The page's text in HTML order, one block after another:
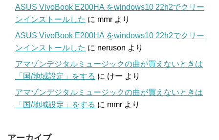
ASUS VivoBook E200HA をwindows10 22h2でクリー
ンインストールした に mmr より
ASUS VivoBook E200HA をwindows10 22h2でクリー
ンインストールした に neruson より
アマゾンデジタルミュージックの曲が買えないときは
「国/地域設定」をする に けー より
アマゾンデジタルミュージックの曲が買えないときは
「国/地域設定」をする に mmr より
アーカイブ